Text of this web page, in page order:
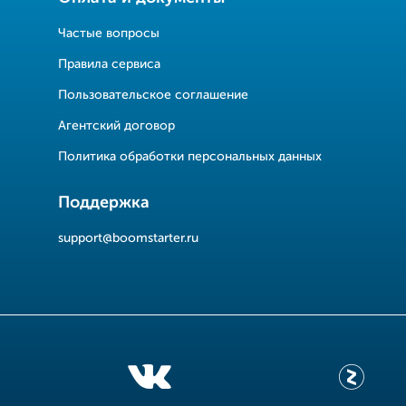
Частые вопросы
Правила сервиса
Пользовательское соглашение
Агентский договор
Политика обработки персональных данных
Поддержка
support@boomstarter.ru